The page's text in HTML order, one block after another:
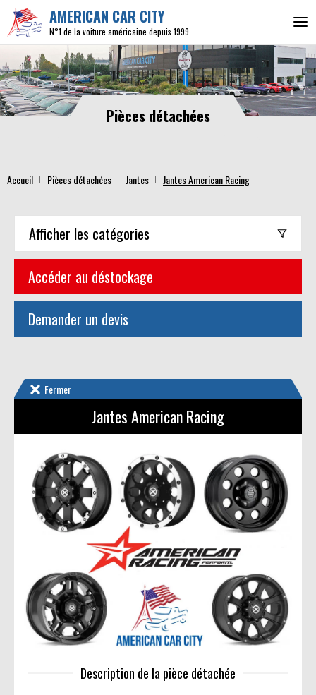
AMERICAN CAR CITY
N°1 de la voiture américaine depuis 1999
Pièces détachées
Accueil Pièces détachées Jantes Jantes American Racing
Afficher les catégories
Accéder au déstockage
Demander un devis
Fermer
Jantes American Racing
Description de la pièce détachée